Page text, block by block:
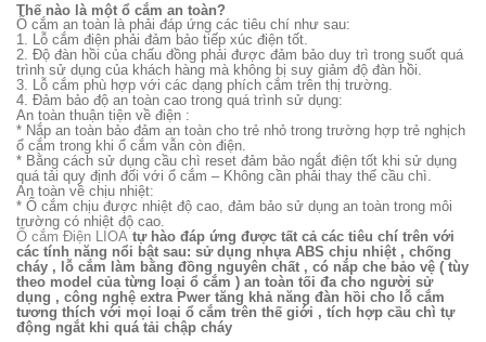
Thế nào là một ổ cắm an toàn?
Ổ cắm an toàn là phải đáp ứng các tiêu chí như sau:
1. Lỗ cắm điện phải đảm bảo tiếp xúc điện tốt.
2. Độ đàn hồi của chấu đồng phải được đảm bảo duy trì trong suốt quá
trình sử dụng của khách hàng mà không bị suy giảm độ đàn hồi.
3. Lỗ cắm phù hợp với các dạng phích cắm trên thị trường.
4. Đảm bảo độ an toàn cao trong quá trình sử dụng:
An toàn thuận tiện về điện :
* Nắp an toàn bảo đảm an toàn cho trẻ nhỏ trong trường hợp trẻ nghịch
ổ cắm trong khi ổ cắm vẫn còn điện.
* Bằng cách sử dụng cầu chì reset đảm bảo ngắt điện tốt khi sử dụng
quá tải quy định đối với ổ cắm – Không cần phải thay thế cầu chì.
An toàn về chịu nhiệt:
* Ổ cắm chịu được nhiệt độ cao, đảm bảo sử dụng an toàn trong môi
trường có nhiệt độ cao.
Ổ cắm Điện LIOA tự hào đáp ứng được tất cả các tiêu chí trên với
các tính năng nổi bật sau: sử dụng nhựa ABS chịu nhiệt , chống
cháy , lỗ cắm làm bằng đồng nguyên chất , có nắp che bảo vệ ( tùy
theo model của từng loại ổ cắm ) an toàn tối đa cho người sử
dụng , công nghệ extra Pwer tăng khả năng đàn hồi cho lỗ cắm
tương thích với mọi loại ổ cắm trên thế giới , tích hợp cầu chì tự
động ngắt khi quá tải chập cháy